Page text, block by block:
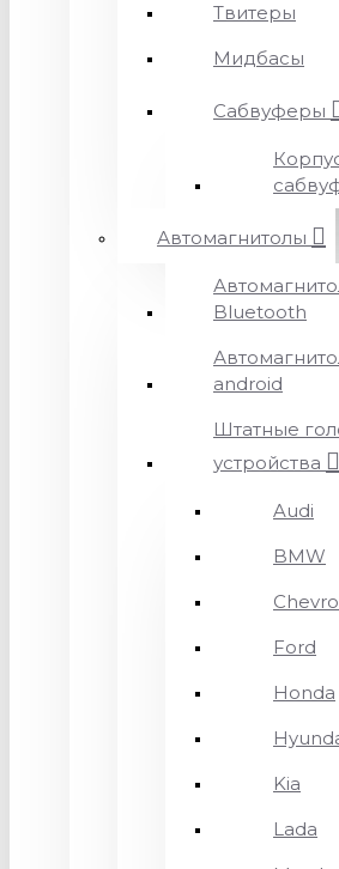
Твитеры
Мидбасы
Сабвуферы
Автомагнитолы
Bluetooth
android
Штатные
устройства
Audi
BMW
Ford
Honda
Kia
Lada